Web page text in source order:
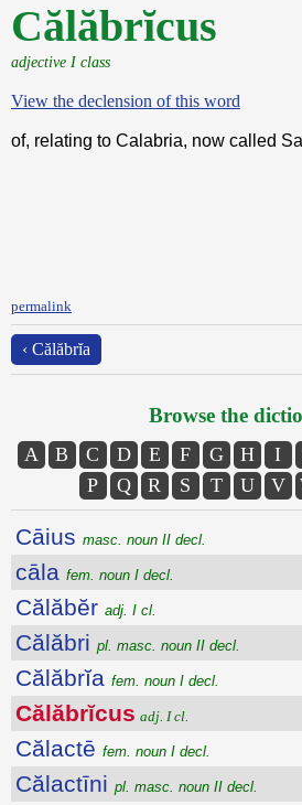
Călăbrĭcus
adjective I class
View the declension of this word
of, relating to Calabria, now called
permalink
‹ Călăbrĭa
Browse the
A B C D E F G H I
P
Q R S T U V
Cāius masc. noun II decl.
cāla fem. noun I decl.
Călăbĕr adj. I cl.
Călăbri pl. masc. noun II decl.
Călăbrĭa fem. noun I decl.
Călăbrĭcus adj. I cl.
Călactē fem. noun I decl.
Călactīni pl. masc. noun II decl.